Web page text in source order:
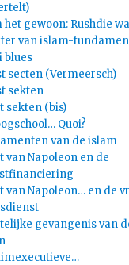
het gewoon: Rushdie
van islam-
blues
secten (Vermeersch)
sekten
sekten (bis)
Quoi?
van de islam
van Napoleon en de
van Napoleon… en de
gevangenis van